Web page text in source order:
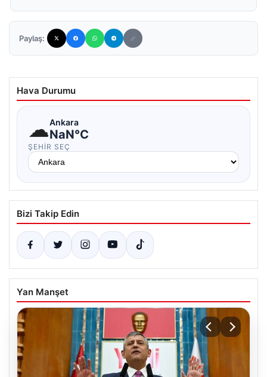
Paylaş:
Hava Durumu
☁Ankara
NaN°C
ŞEHIR SEÇ
Bizi Takip Edin
Yan Manşet